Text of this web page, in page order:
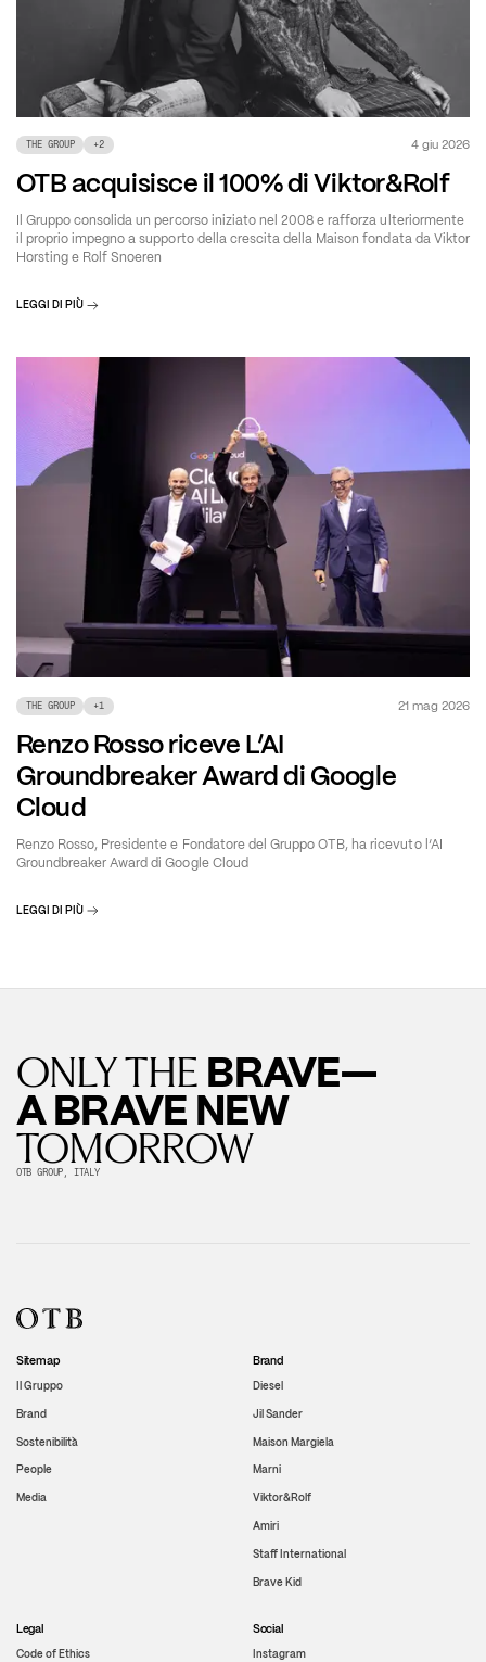
THE GROUP +2 4 giu 2026
OTB acquisisce il 100% di Viktor&Rolf
Il Gruppo consolida un percorso iniziato nel 2008 e rafforza ulteriormente
il proprio impegno a supporto della crescita della Maison fondata da Viktor
Horsting e Rolf Snoeren
LEGGI DI PIÙ
THE GROUP +1 21 mag 2026
Renzo Rosso riceve L’AI
Groundbreaker Award di Google
Cloud
Renzo Rosso, Presidente e Fondatore del Gruppo OTB, ha ricevuto l’AI
Groundbreaker Award di Google Cloud
LEGGI DI PIÙ
ONLY THE BRAVE—
A BRAVE NEW
TOMORROW
OTB GROUP, ITALY
Sitemap
Il Gruppo
Brand
Sostenibilità
People
Media
Brand
Diesel
Jil Sander
Maison Margiela
Marni
Viktor&Rolf
Amiri
Staff International
Brave Kid
Legal
Code of Ethics
Social
Instagram